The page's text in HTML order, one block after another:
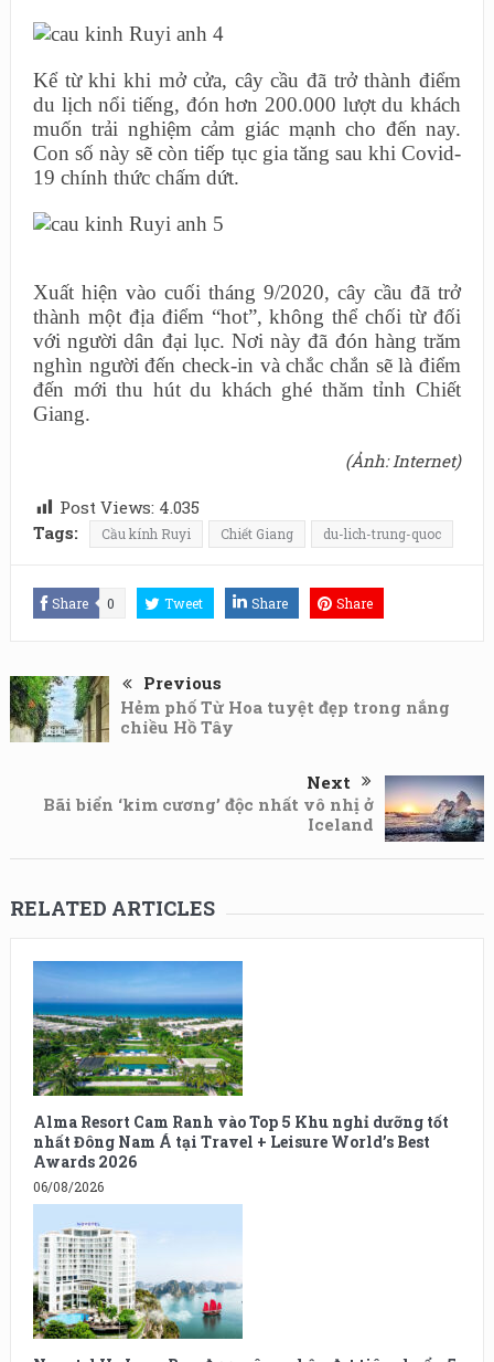
Kể từ khi khi mở cửa, cây cầu đã trở thành điểm
du lịch nổi tiếng, đón hơn 200.000 lượt du khách
muốn trải nghiệm cảm giác mạnh cho đến nay.
Con số này sẽ còn tiếp tục gia tăng sau khi Covid-
19 chính thức chấm dứt.
Xuất hiện vào cuối tháng 9/2020, cây cầu đã trở
thành một địa điểm “hot”, không thể chối từ đối
với người dân đại lục. Nơi này đã đón hàng trăm
nghìn người đến check-in và chắc chắn sẽ là điểm
đến mới thu hút du khách ghé thăm tỉnh Chiết
Giang.
(Ảnh: Internet)
Post Views: 4.035
Tags:
Cầu kính Ruyi Chiết Giang du-lich-trung-quoc
Share 0 Tweet Share Share
Previous
Hẻm phố Từ Hoa tuyệt đẹp trong nắng
chiều Hồ Tây
Next
Bãi biển ‘kim cương’ độc nhất vô nhị ở
Iceland
RELATED ARTICLES
Alma Resort Cam Ranh vào Top 5 Khu nghỉ dưỡng tốt
nhất Đông Nam Á tại Travel + Leisure World’s Best
Awards 2026
06/08/2026